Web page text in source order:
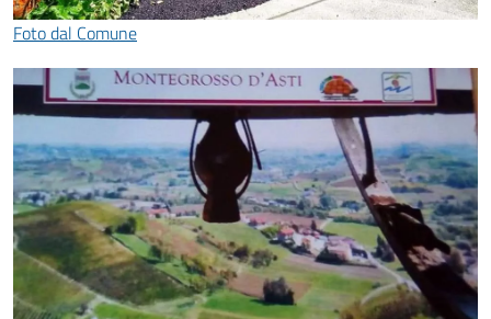
Foto dal Comune